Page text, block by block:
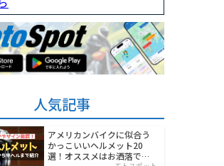
人気記事
アメリカンバイクに似合う
かっこいいヘルメット20
選！オススメはお洒落でワ